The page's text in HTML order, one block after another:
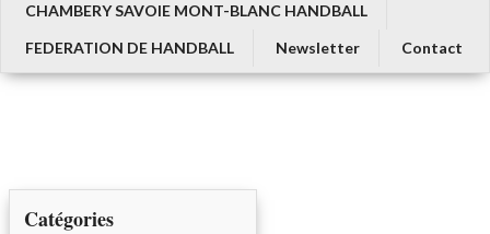
CHAMBERY SAVOIE MONT-BLANC HANDBALL
FEDERATION DE HANDBALL
Newsletter Contact
Catégories